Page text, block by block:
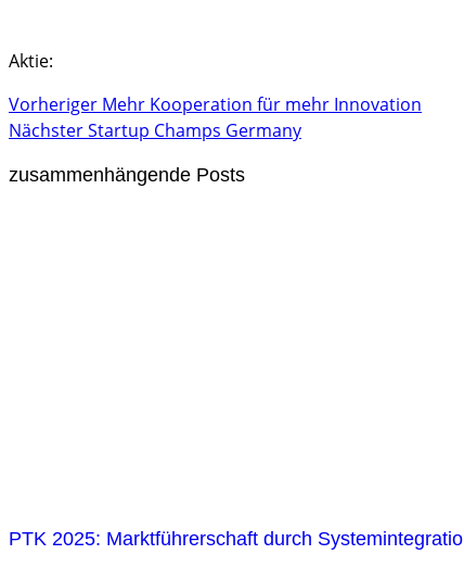
Aktie:
Vorheriger Mehr Kooperation für mehr Innovation
NächsterStartup Champs Germany
zusammenhängende Posts
PTK 2025: Marktführerschaft durch